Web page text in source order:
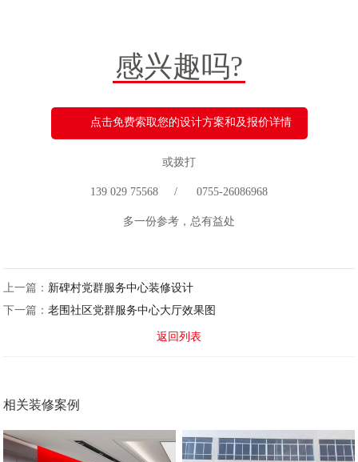
感兴趣吗?
点击免费索取您的设计方案和及报价详情
或拨打
139 029 75568 / 0755-26086968
多一份参考，总有益处
上一篇： 新碑村党群服务中心装修设计
下一篇：老围社区党群服务中心大厅效果图
返回列表
相关装修案例